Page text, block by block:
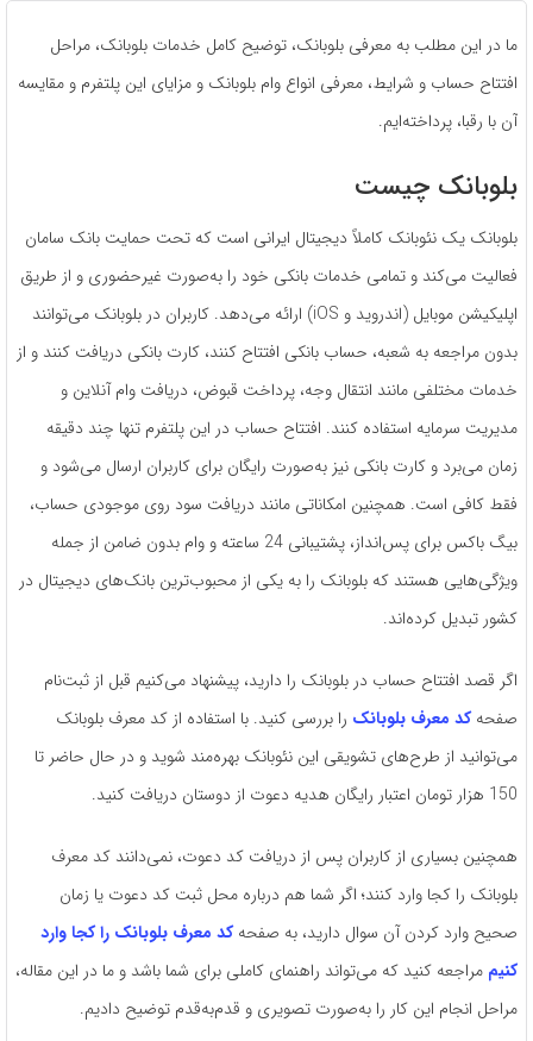
ما در این مطلب به معرفی بلوبانک، توضیح کامل خدمات بلوبانک، مراحل
افتتاح حساب و شرایط، معرفی انواع وام بلوبانک و مزایای این پلتفرم و مقایسه
آن با رقبا، پرداخته‌ایم.
بلوبانک چیست
بلوبانک یک نئوبانک کاملاً دیجیتال ایرانی است که تحت حمایت بانک سامان
فعالیت می‌کند و تمامی خدمات بانکی خود را به‌صورت غیرحضوری و از طریق
اپلیکیشن موبایل (اندروید و iOS) ارائه می‌دهد. کاربران در بلوبانک می‌توانند
بدون مراجعه به شعبه، حساب بانکی افتتاح کنند، کارت بانکی دریافت کنند و از
خدمات مختلفی مانند انتقال وجه، پرداخت قبوض، دریافت وام آنلاین و
مدیریت سرمایه استفاده کنند. افتتاح حساب در این پلتفرم تنها چند دقیقه
زمان می‌برد و کارت بانکی نیز به‌صورت رایگان برای کاربران ارسال می‌شود و
فقط کافی است. همچنین امکاناتی مانند دریافت سود روی موجودی حساب،
بیگ باکس برای پس‌انداز، پشتیبانی 24 ساعته و وام بدون ضامن از جمله
ویژگی‌هایی هستند که بلوبانک را به یکی از محبوب‌ترین بانک‌های دیجیتال در
کشور تبدیل کرده‌اند.
اگر قصد افتتاح حساب در بلوبانک را دارید، پیشنهاد می‌کنیم قبل از ثبت‌نام
صفحهکد معرف بلوبانک را بررسی کنید. با استفاده از کد معرف بلوبانک
می‌توانید از طرح‌های تشویقی این نئوبانک بهره‌مند شوید و در حال حاضر تا
150 هزار تومان اعتبار رایگان هدیه دعوت از دوستان دریافت کنید.
همچنین بسیاری از کاربران پس از دریافت کد دعوت، نمی‌دانند کد معرف
بلوبانک را کجا وارد کنند؛ اگر شما هم درباره محل ثبت کد دعوت یا زمان
صحیح وارد کردن آن سوال دارید، به صفحهکد معرف بلوبانک را کجا وارد
کنیم مراجعه کنید که می‌تواند راهنمای کاملی برای شما باشد و ما در این مقاله،
مراحل انجام این کار را به‌صورت تصویری و قدم‌به‌قدم توضیح دادیم.